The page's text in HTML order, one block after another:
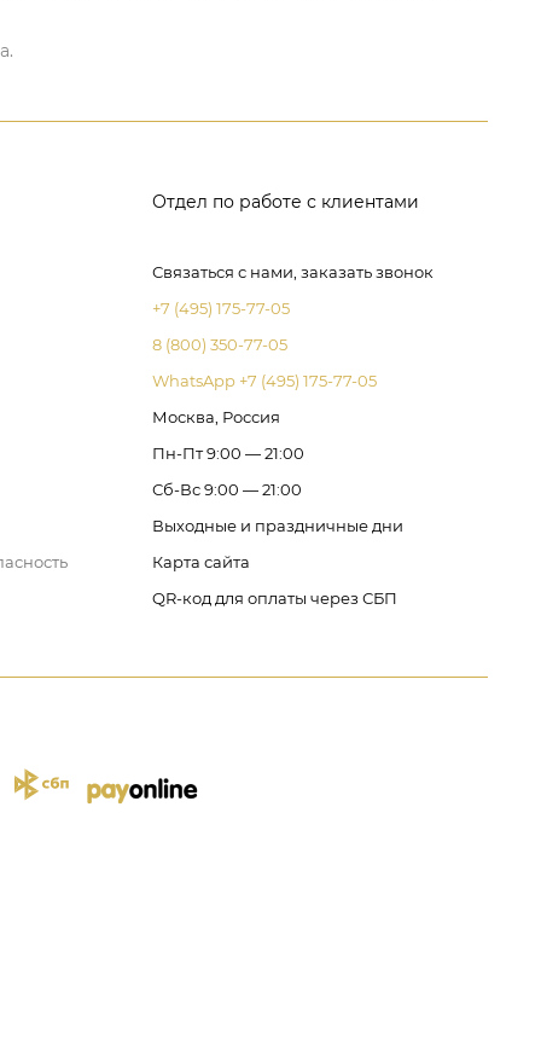
Отдел по работе с клиентами
Связаться с нами, заказать звонок
+7 (495) 175-77-05
8 (800) 350-77-05
WhatsApp +7 (495) 175-77-05
Москва, Россия
Пн-Пт 9:00 — 21:00
Сб-Вс 9:00 — 21:00
Выходные и праздничные дни
Карта сайта
QR-код для оплаты через СБП